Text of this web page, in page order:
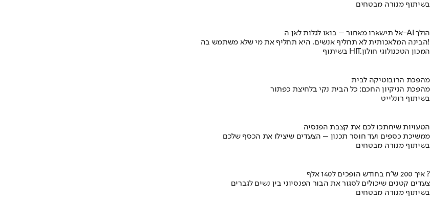
בשיתוף מנורה מבטחים
אל תישארו מאחור – בואו לגלות לאן ה-AI הולך
הבינה המלאכותית לא תחליף אנשים, היא תחליף את מי שלא משתמש בה!
בשיתוף HIT,המכון הטכנולוגי חולון
מהפכת הרובוטיקה לבית
מהפכת הניקיון החכם: כל הבית נקי בלחיצת כפתור
בשיתוף רונלייט
הטעויות שיחתכו לכם את קצבת הפנסיה
ממשיכת כספים ועד חוסר תכנון – הצעדים שיצילו את הכסף שלכם
בשיתוף מנורה מבטחים
איך 200 ש"ח בחודש הופכים ל140 אלף ?
צעדים קטנים שיכולים לסגור את הבור הפנסיוני בין נשים לגברים
בשיתוף מנורה מבטחים